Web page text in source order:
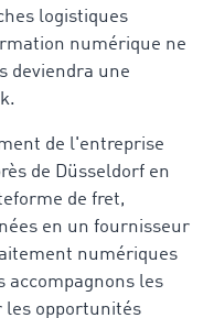
logistiques
numérique ne
deviendra une
de l'entreprise
de Düsseldorf en
de fret,
en un fournisseur
numériques
accompagnons les
les opportunités